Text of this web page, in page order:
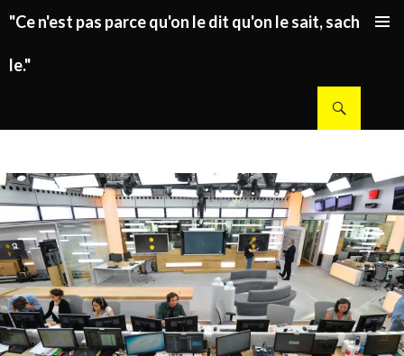
"Ce n'est pas parce qu'on le dit qu'on le sait, sachez
le."